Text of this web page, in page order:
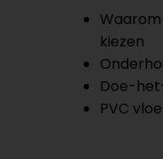
kiezen
Doe-
PVC